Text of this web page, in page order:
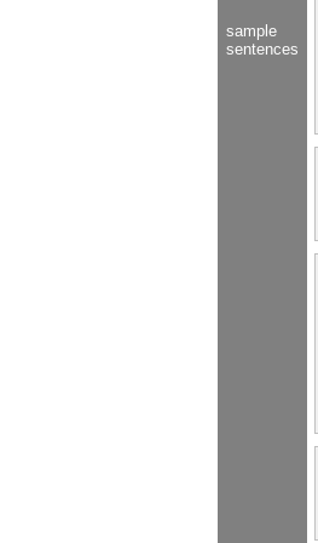
sample
sentences